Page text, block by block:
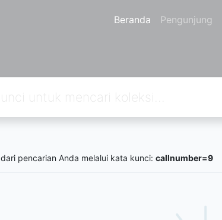
Beranda Pengunjung
dari pencarian Anda melalui kata kunci: callnumber=9